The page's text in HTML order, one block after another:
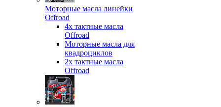
Моторные масла линейки
Offroad
4х тактные масла
Offroad
Моторные масла для
квадроциклов
2х тактные масла
Offroad